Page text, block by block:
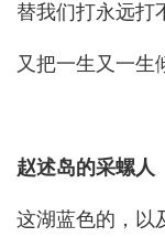
替我们打永远打
又把一生又一生
赵述岛的采螺人
这湖蓝色的，以